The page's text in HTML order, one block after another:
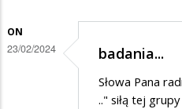
ON
23/02/2024 badania...
Słowa Pana
.." siłą tej